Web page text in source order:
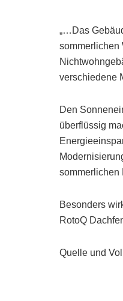
„…Das
sommerlichen
verschiedene
Den
überflüssig
sommerlichen
Besonders
RotoQ
Quelle und